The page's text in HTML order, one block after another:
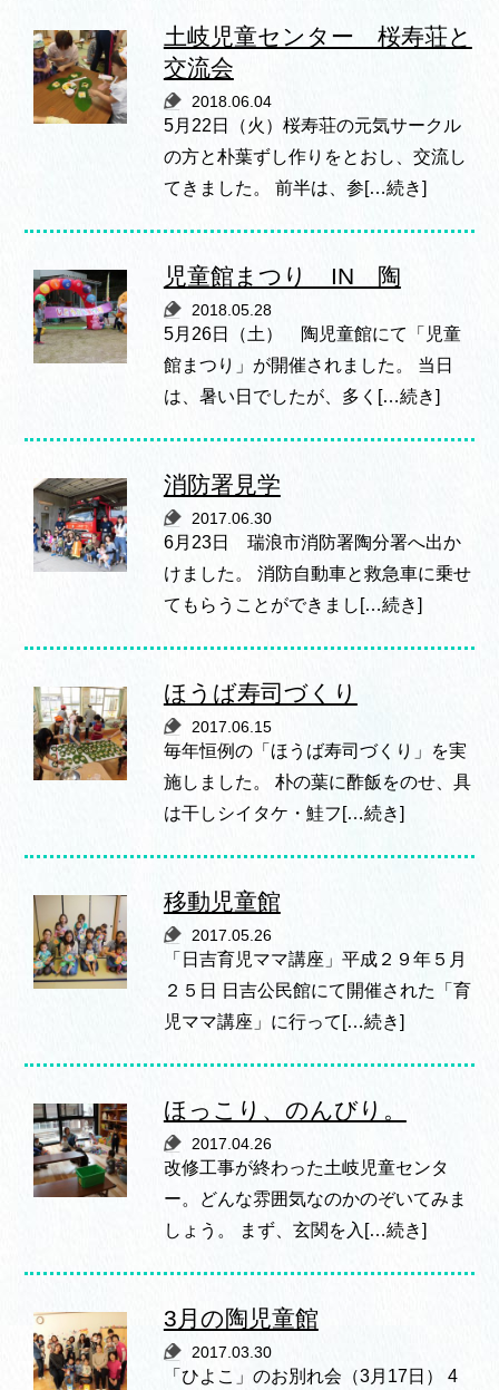
土岐児童センター 桜寿荘と
交流会
2018.06.04
5月22日（火）桜寿荘の元気サークル
の方と朴葉ずし作りをとおし、交流し
てきました。 前半は、参[…続き]
児童館まつり IN 陶
2018.05.28
5月26日（土） 陶児童館にて「児童
館まつり」が開催されました。 当日
は、暑い日でしたが、多く[…続き]
消防署見学
2017.06.30
6月23日 瑞浪市消防署陶分署へ出か
けました。 消防自動車と救急車に乗せ
てもらうことができまし[…続き]
ほうば寿司づくり
2017.06.15
毎年恒例の「ほうば寿司づくり」を実
施しました。 朴の葉に酢飯をのせ、具
は干しシイタケ・鮭フ[…続き]
移動児童館
2017.05.26
「日吉育児ママ講座」平成２９年５月
２５日 日吉公民館にて開催された「育
児ママ講座」に行って[…続き]
ほっこり、のんびり。
2017.04.26
改修工事が終わった土岐児童センタ
ー。どんな雰囲気なのかのぞいてみま
しょう。 まず、玄関を入[…続き]
3月の陶児童館
2017.03.30
「ひよこ」のお別れ会（3月17日） 4